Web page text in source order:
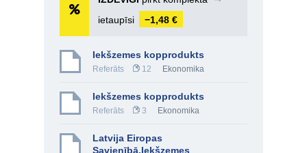
ietaupīsi
−1,48 €
Iekšzemes kopprodukts
Referāts 12 Ekonomika
Iekšzemes kopprodukts
Referāts 3 Ekonomika
Latvija Eiropas
Savienībā.Iekšzemes